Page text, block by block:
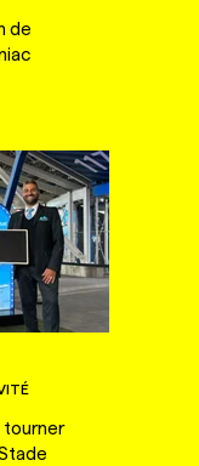
de
tourner